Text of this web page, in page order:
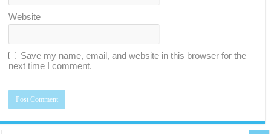
Website
Save my name, email, and website in this browser for the
next time I comment.